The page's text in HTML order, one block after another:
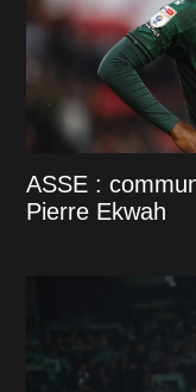
ASSE :
Pierre Ekwah